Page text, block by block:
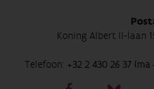
Koning Albert II-laan
Telefoon: +32 2 430 26 37